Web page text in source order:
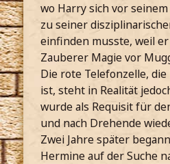
wo Harry sich vor
zu seiner
einfinden musste, weil
Zauberer Magie vor
Die rote Telefonzelle,
ist, steht in Realität
wurde als Requisit für
und nach Drehende
Zwei Jahre später
Hermine auf der Suche